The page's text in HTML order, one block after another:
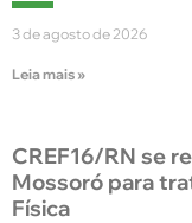
3 de agosto de 2026
Leia mais »
CREF16/RN se
Mossoró para
Física